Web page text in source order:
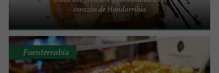
corazón de Hondarribia
Fuenterrabía